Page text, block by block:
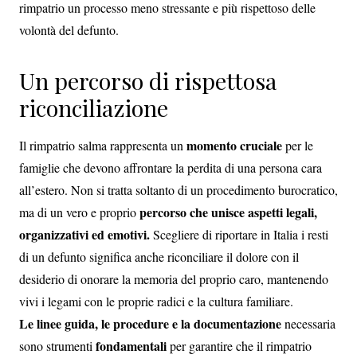
rimpatrio un processo meno stressante e più rispettoso delle
volontà del defunto.
Un percorso di rispettosa
riconciliazione
Il rimpatrio salma rappresenta un momento crucialeper le
famiglie che devono affrontare la perdita di una persona cara
all’estero. Non si tratta soltanto di un procedimento burocratico,
ma di un vero e propriopercorso che unisce aspetti legali,
organizzativi ed emotivi.Scegliere di riportare in Italia i resti
di un defunto significa anche riconciliare il dolore con il
desiderio di onorare la memoria del proprio caro, mantenendo
vivi i legami con le proprie radici e la cultura familiare.
Le linee guida, le procedure e la documentazionenecessaria
sono strumenti fondamentaliper garantire che il rimpatrio